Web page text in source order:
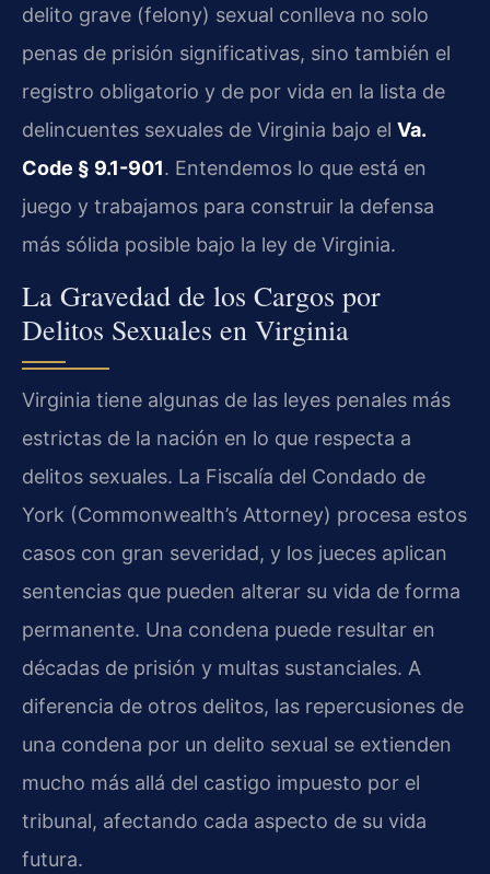
delito grave (felony) sexual conlleva no solo
penas de prisión significativas, sino también el
registro obligatorio y de por vida en la lista de
delincuentes sexuales de Virginia bajo el Va.
Code § 9.1-901. Entendemos lo que está en
juego y trabajamos para construir la defensa
más sólida posible bajo la ley de Virginia.
La Gravedad de los Cargos por
Delitos Sexuales en Virginia
Virginia tiene algunas de las leyes penales más
estrictas de la nación en lo que respecta a
delitos sexuales. La Fiscalía del Condado de
York (Commonwealth’s Attorney) procesa estos
casos con gran severidad, y los jueces aplican
sentencias que pueden alterar su vida de forma
permanente. Una condena puede resultar en
décadas de prisión y multas sustanciales. A
diferencia de otros delitos, las repercusiones de
una condena por un delito sexual se extienden
mucho más allá del castigo impuesto por el
tribunal, afectando cada aspecto de su vida
futura.